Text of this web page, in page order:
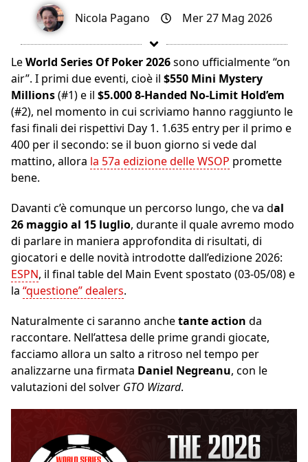
Nicola Pagano Mer 27 Mag 2026
LeWorld Series Of Poker 2026sono ufficialmente “on
air”. I primi due eventi, cioè il $550 Mini Mystery
Millions(#1) e il $5.000 8-Handed No-Limit Hold’em
(#2), nel momento in cui scriviamo hanno raggiunto le
fasi finali dei rispettivi Day 1. 1.635 entry per il primo e
400 per il secondo: se il buon giorno si vede dal
mattino, allora la 57a edizione delle WSOP promette
bene.
Davanti c’è comunque un percorso lungo, che va dal
26 maggio al 15 luglio, durante il quale avremo modo
di parlare in maniera approfondita di risultati, di
giocatori e delle novità introdotte dall’edizione 2026:
ESPN, il final table del Main Event spostato (03-05/08) e
la “questione” dealers.
Naturalmente ci saranno anchetante action da
raccontare. Nell’attesa delle prime grandi giocate,
facciamo allora un salto a ritroso nel tempo per
analizzarne una firmata Daniel Negreanu, con le
valutazioni del solver GTO Wizard.